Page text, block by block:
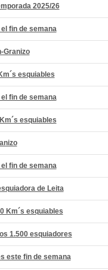
2025/26
fin de semana
Granizo
esquiables
fin de semana
esquiables
fin de semana
de Leita
Km´s esquiables
1.500 esquiadores
este fin de semana